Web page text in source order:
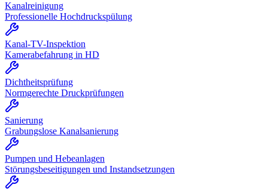
Kanalreinigung
Professionelle Hochdruckspülung
Kanal-TV-Inspektion
Kamerabefahrung in HD
Dichtheitsprüfung
Normgerechte Druckprüfungen
Sanierung
Grabungslose Kanalsanierung
Pumpen und Hebeanlagen
Störungsbeseitigungen und Instandsetzungen